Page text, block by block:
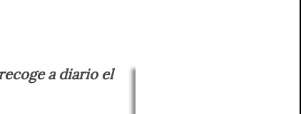
a diario el